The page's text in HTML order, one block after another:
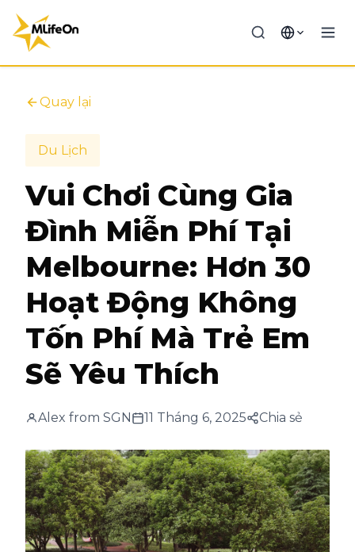
Quay lại
Du Lịch
Vui Chơi Cùng Gia
Đình Miễn Phí Tại
Melbourne: Hơn 30
Hoạt Động Không
Tốn Phí Mà Trẻ Em
Sẽ Yêu Thích
Alex from SGN 11 Tháng 6, 2025 Chia sẻ